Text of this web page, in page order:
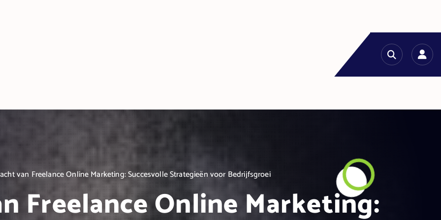
van Freelance Online Marketing: Succesvolle Strategieën voor Bedrijfsgroei
Freelance Online Marketing: